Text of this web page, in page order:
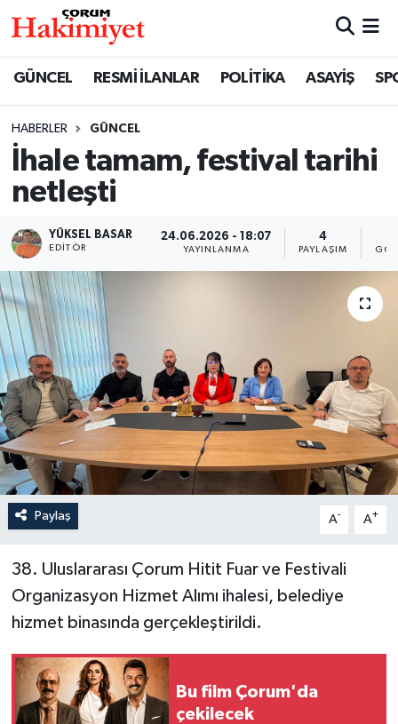
GÜNCEL RESMİ İLANLAR POLİTİKA ASAYİŞ
HABERLER GÜNCEL
İhale tamam, festival tarihi
netleşti
YÜKSEL BASAR
EDITÖR
24.06.2026 - 18:07
YAYINLANMA
4
PAYLAŞIM
Paylaş A- A+
38. Uluslararası Çorum Hitit Fuar ve Festivali
Organizasyon Hizmet Alımı ihalesi, belediye
hizmet binasında gerçekleştirildi.
Bu film Çorum'da
çekilecek
SAĞLIK
ASAYİŞ
EKONOMİ
GÜNCEL
AKTÜEL
EĞİTİM
İLÇELER
OTOPARK
TEKNOLOJİ
Nöbetçi Eczaneler
Çorum Namaz Vakitleri
Trafik Durumu
Süper Lig Puan Durumu ve Fikstür
Tüm Manşetler
Son Dakika Haberleri
Haber Arşivi